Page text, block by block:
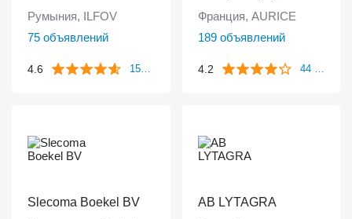
Румыния, ILFOV
75 объявлений
4.6 153 отзыва
Франция, AURICE
189 объявлений
4.2 44 отзыва
Slecoma Boekel BV
AB LYTAGRA